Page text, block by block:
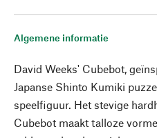
Algemene informatie
David Weeks' Cubebot,
Japanse Shinto Kumiki
speelfiguur. Het stevige
Cubebot maakt talloze